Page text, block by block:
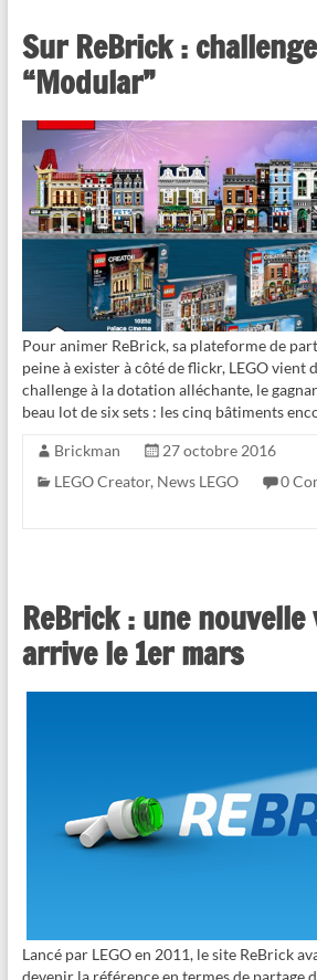
Sur ReBrick :
“Modular”
Pour animer ReBrick, sa plateforme de
peine à exister à côté de flickr, LEGO vient
challenge à la dotation alléchante, le
beau lot de six sets : les cinq bâtiments
Brickman
27 octobre 2016
LEGO Creator, News LEGO
0
ReBrick : une
arrive le 1er mars
Lancé par LEGO en 2011, le site ReBrick